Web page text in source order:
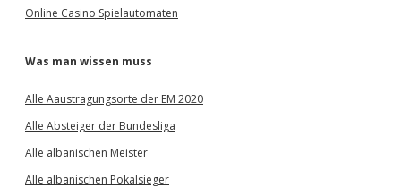
Online Casino Spielautomaten
Was man wissen muss
Alle Aaustragungsorte der EM 2020
Alle Absteiger der Bundesliga
Alle albanischen Meister
Alle albanischen Pokalsieger